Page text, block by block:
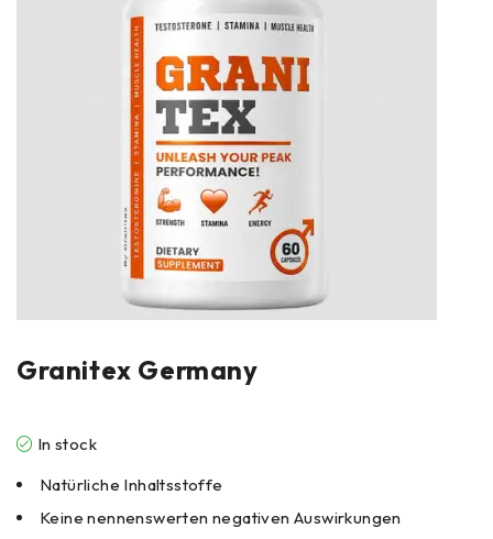
Granitex Germany
In stock
Natürliche Inhaltsstoffe
Keine nennenswerten negativen Auswirkungen